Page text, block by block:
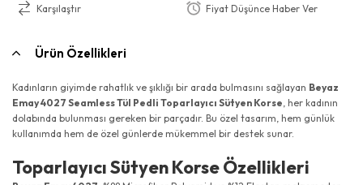
Karşılaştır Fiyat Düşünce Haber Ver
Ürün Özellikleri
Kadınların giyimde rahatlık ve şıklığı bir arada bulmasını sağlayan Beyaz
Emay 4027 Seamless Tül Pedli Toparlayıcı Sütyen Korse, her kadının
dolabında bulunması gereken bir parçadır. Bu özel tasarım, hem günlük
kullanımda hem de özel günlerde mükemmel bir destek sunar.
Toparlayıcı Sütyen Korse Özellikleri